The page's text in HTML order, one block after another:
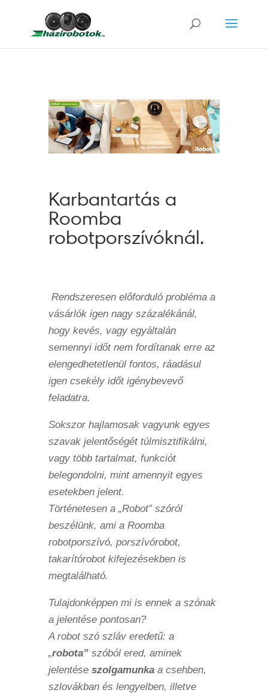
Karbantartás a
Roomba
robotporszívóknál.
Rendszeresen előforduló probléma a
vásárlók igen nagy százalékánál,
hogy kevés, vagy egyáltalán
semennyi időt nem fordítanak erre az
elengedhetetlenül fontos, ráadásul
igen csekély időt igénybevevő
feladatra.
Sokszor hajlamosak vagyunk egyes
szavak jelentőségét túlmisztifikálni,
vagy több tartalmat, funkciót
belegondolni, mint amennyit egyes
esetekben jelent.
Történetesen a „Robot” szóról
beszélünk, ami a Roomba
robotporszívó, porszívórobot,
takarítórobot kifejezésekben is
megtalálható.
Tulajdonképpen mi is ennek a szónak
a jelentése pontosan?
A robot szó szláv eredetű: a
„robota” szóból ered, aminek
jelentése szolgamunka a csehben,
szlovákban és lengyelben, illetve